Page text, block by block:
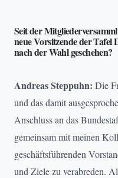
Seit der
neue Vorsitzende der
nach der Wahl geschehen?
Andreas Steppuhn: Die
und das damit
Anschluss an das
gemeinsam mit meinen
geschäftsführenden
und Ziele zu verabreden.